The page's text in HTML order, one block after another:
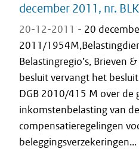
december 2011, nr.
20-12-2011 - 20
2011/
Belastingregio’s, Brieven
besluit vervangt het
DGB 2010/415 M over de
inkomstenbelasting van
compensatieregelingen
beleggingsverzekeringen...